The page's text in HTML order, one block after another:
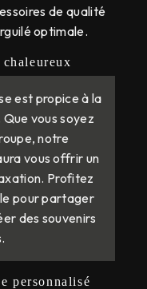
de qualité
optimale.
est propice à la
vous soyez
notre
vous offrir un
Profitez
pour partager
des souvenirs
personnalisé